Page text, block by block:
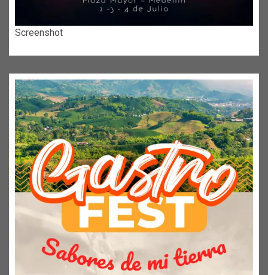
Screenshot